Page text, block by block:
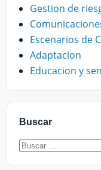
Gestion de
Escenarios de
Adaptacion
Educacion y
Buscar
Buscar: